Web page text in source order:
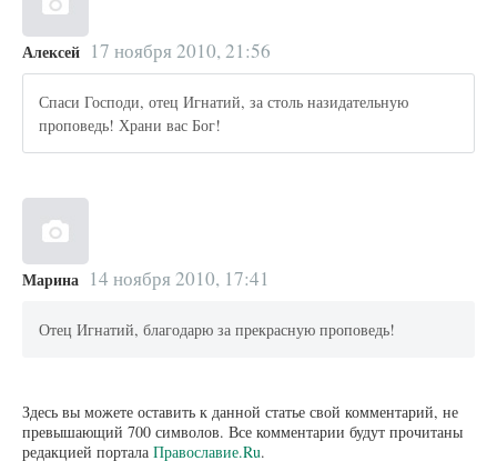
Алексей 17 ноября 2010, 21:56
Спаси Господи, отец Игнатий, за столь назидательную
проповедь! Храни вас Бог!
Марина 14 ноября 2010, 17:41
Отец Игнатий, благодарю за прекрасную проповедь!
Здесь вы можете оставить к данной статье свой комментарий, не
превышающий 700 символов. Все комментарии будут прочитаны
редакцией портала Православие.Ru.